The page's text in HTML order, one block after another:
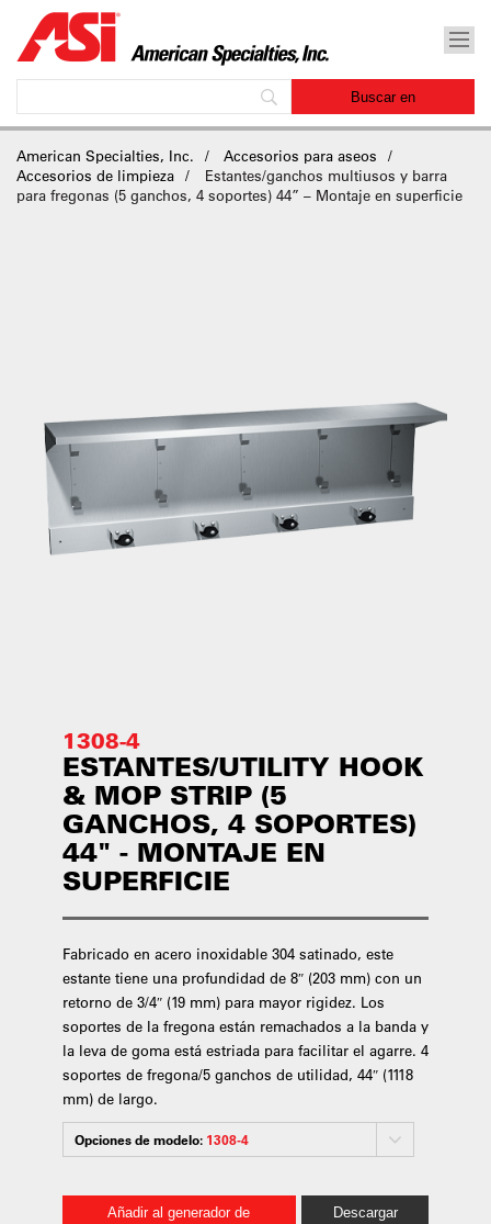
American Specialties, Inc.
Accesorios para aseos
Accesorios de limpieza
Estantes/ganchos multiusos y barra
para fregonas (5 ganchos, 4 soportes) 44” – Montaje en superficie
1308-4
ESTANTES/UTILITY HOOK
& MOP STRIP (5
GANCHOS, 4 SOPORTES)
44" - MONTAJE EN
SUPERFICIE
Fabricado en acero inoxidable 304 satinado, este
estante tiene una profundidad de 8″ (203 mm) con un
retorno de 3/4″ (19 mm) para mayor rigidez. Los
soportes de la fregona están remachados a la banda y
la leva de goma está estriada para facilitar el agarre. 4
soportes de fregona/5 ganchos de utilidad, 44″ (1118
mm) de largo.
Opciones de modelo: 1308-4
Añadir al generador de
Descargar